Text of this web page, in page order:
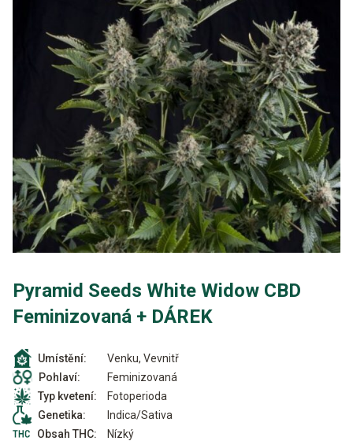
Pyramid Seeds White Widow CBD
Feminizovaná + DÁREK
Umístění:
Venku, Vevnitř
Pohlaví:
Feminizovaná
Typ kvetení:
Fotoperioda
Genetika:
Indica/Sativa
Obsah THC:
Nízký